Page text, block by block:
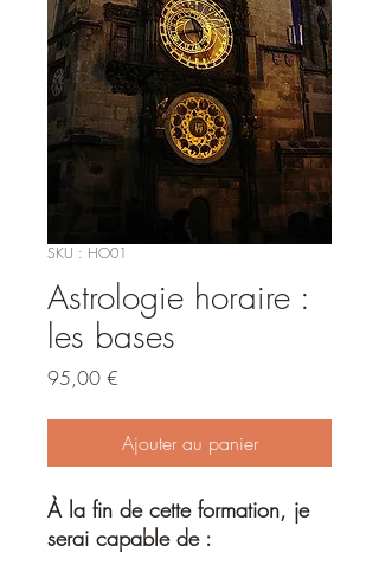
SKU : HO01
Astrologie horaire :
les bases
95,00 €
Ajouter au panier
À la fin de cette formation, je
serai capable de :